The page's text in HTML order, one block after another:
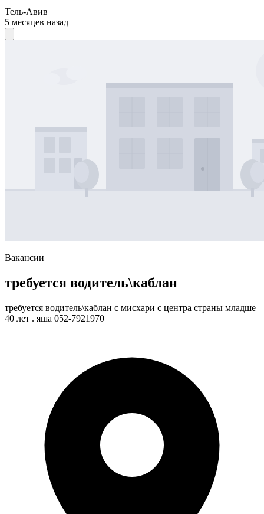
Тель-Авив
5 месяцев назад
Вакансии
требуется водитель\каблан
требуется водитель\каблан с мисхари с центра страны младше
40 лет . яша 052-7921970